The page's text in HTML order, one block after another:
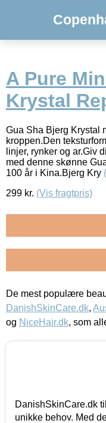
A Pure
Krystal
Gua Sha Bjerg Krystal
kroppen.Den
linjer, rynker og ar.Giv
med denne skønne
100 år i Kina.Bjerg Kry
299 kr. (Vis fragtpris)
De mest populære
DanishSkinCare.dk,
og NiceHair.dk, som
DanishSkinCare.dk
unikke behov. Med